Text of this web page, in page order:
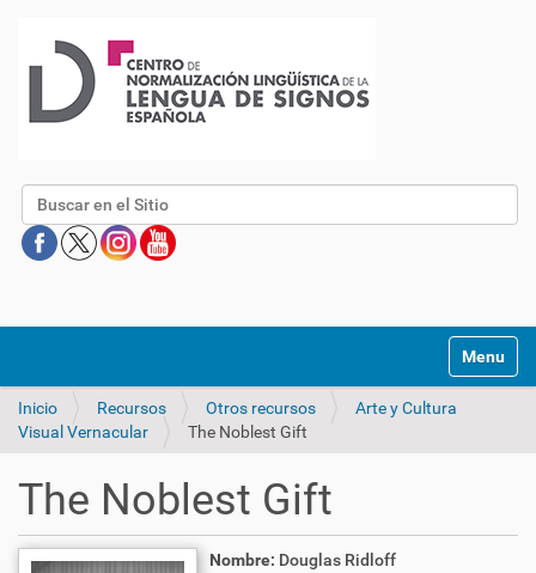
Buscar
Mostrar/
Inicio Recursos Otros recursos
Arte y Cultura
Visual Vernacular
The Noblest Gift
The Noblest Gift
Nombre: Douglas Ridloff